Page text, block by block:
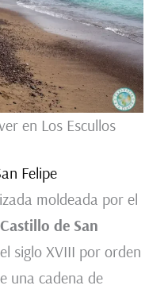
en Los Escullos
Felipe
moldeada por el
Castillo de San
siglo XVIII por orden
una cadena de